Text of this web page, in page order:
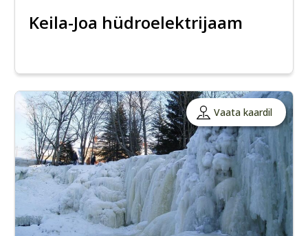
Keila-Joa hüdroelektrijaam
Vaata kaardil